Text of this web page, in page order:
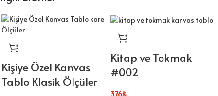
⭐ Tablo Ürün Özellikleri:
Kaliteli dijital baskı ile canlı ve net görseller
1.sınıf kanvas kumaş ve dayanıklı ahşap şase
Duvara kolayca asılabilecek hafif yapı
Koruyucu vernik sayesinde kolay temizlik
Kişiye Özel Kanvas
Tablo Klasik Ölçüler
Kitap ve Tokmak
#002
376₺